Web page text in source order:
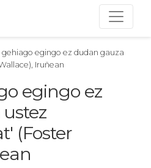
gehiago egingo ez dudan gauza
Iruñean
egingo ez
(Foster